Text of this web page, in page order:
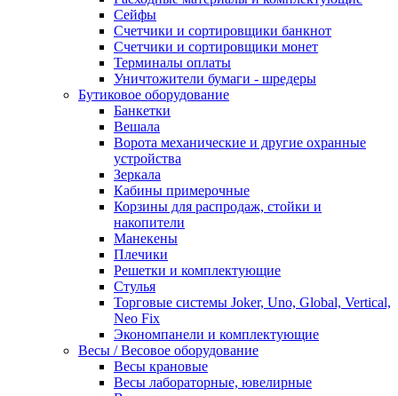
Сейфы
Счетчики и сортировщики банкнот
Счетчики и сортировщики монет
Терминалы оплаты
Уничтожители бумаги - шредеры
Бутиковое оборудование
Банкетки
Вешала
Ворота механические и другие охранные
устройства
Зеркала
Кабины примерочные
Корзины для распродаж, стойки и
накопители
Манекены
Плечики
Решетки и комплектующие
Стулья
Торговые системы Joker, Uno, Global, Vertical,
Neo Fix
Экономпанели и комплектующие
Весы / Весовое оборудование
Весы крановые
Весы лабораторные, ювелирные